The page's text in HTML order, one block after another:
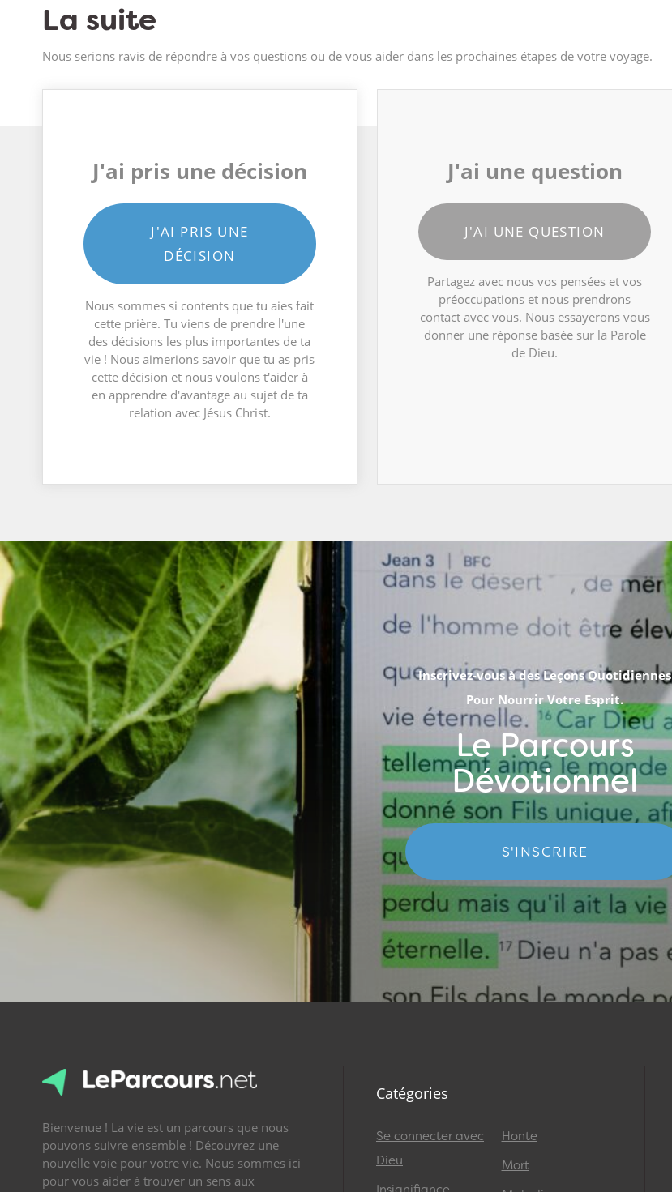
La suite
Nous serions ravis de répondre à vos questions ou de vous aider dans les prochaines étapes de votre voyage.
J'ai pris une décision
J'AI PRIS UNE
DÉCISION
Nous sommes si contents que tu aies fait
cette prière. Tu viens de prendre l'une
des décisions les plus importantes de ta
vie ! Nous aimerions savoir que tu as pris
cette décision et nous voulons t'aider à
en apprendre d'avantage au sujet de ta
relation avec Jésus Christ.
J'ai une question
J'AI UNE QUESTION
Partagez avec nous vos pensées et vos
préoccupations et nous prendrons
contact avec vous. Nous essayerons vous
donner une réponse basée sur la Parole
de Dieu.
Inscrivez-vous à des Leçons Quotidiennes
Pour Nourrir Votre Esprit.
Le Parcours
Dévotionnel
S'INSCRIRE
Bienvenue ! La vie est un parcours que nous
pouvons suivre ensemble ! Découvrez une
nouvelle voie pour votre vie. Nous sommes ici
pour vous aider à trouver un sens aux
Catégories
Se connecter avec
Dieu
Honte
Mort